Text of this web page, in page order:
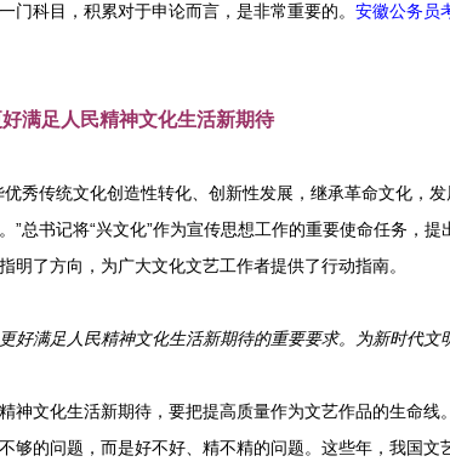
科目，积累对于申论而言，是非常重要的。 安徽公务员
满足人民精神文化生活新期待
传统文化创造性转化、创新性发展，继承革命文化，发
总书记将“兴文化”作为宣传思想工作的重要使命任务，
了方向，为广大文化文艺工作者提供了行动指南。
好满足人民精神文化生活新期待的重要要求。为新时代文
文化生活新期待，要把提高质量作为文艺作品的生命线
够的问题，而是好不好、精不精的问题。这些年，我国文